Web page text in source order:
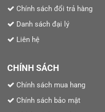
Chính sách đổi trả hàng
Danh sách đại lý
Liên hệ
CHÍNH SÁCH
Chính sách mua hang
Chính sách bảo mật